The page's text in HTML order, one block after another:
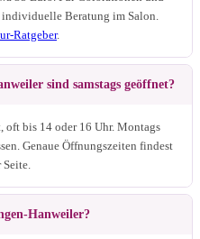
Beratung im Salon.
Ratgeber.
sind samstags geöffnet?
oft bis 14 oder 16 Uhr. Montags
Genaue Öffnungszeiten findest
Hanweiler?